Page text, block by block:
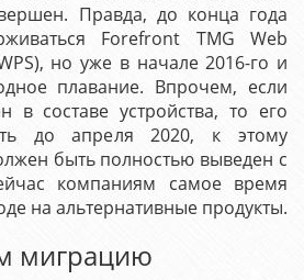
Правда, до конца года
Forefront TMG Web
но уже в начале 2016-го и
плавание. Впрочем, если
в составе устройства, то его
до апреля 2020, к этому
быть полностью выведен с
компаниям самое время
на альтернативные продукты.
миграцию